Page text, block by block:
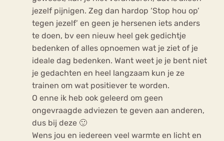
jezelf pijnigen. Zeg dan hardop ‘Stop hou op’
tegen jezelf’ en geen je hersenen iets anders
te doen, bv een nieuw heel gek gedichtje
bedenken of alles opnoemen wat je ziet of je
ideale dag bedenken. Want weet je je bent niet
je gedachten en heel langzaam kun je ze
trainen om wat positiever te worden.
O enne ik heb ook geleerd om geen
ongevraagde adviezen te geven aan anderen,
dus bij deze 🙂
Wens jou en iedereen veel warmte en licht en